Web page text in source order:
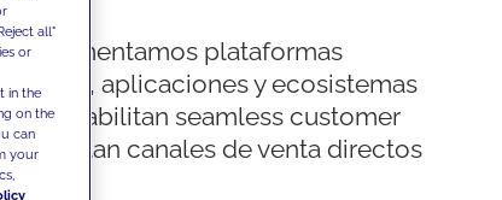
implementamos plataformas
web, aplicaciones y ecosistemas
que habilitan seamless customer
soportan canales de venta directos
all"
or
in the
on the
can
your